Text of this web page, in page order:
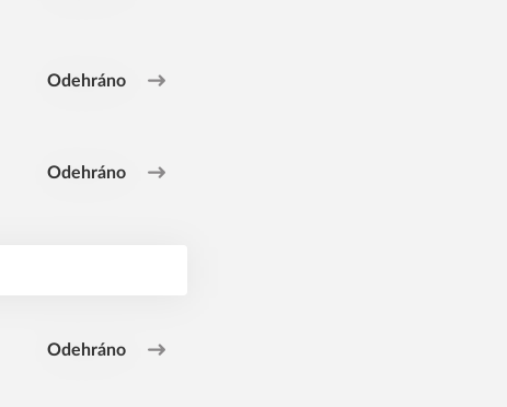
Odehráno
Odehráno
Odehráno